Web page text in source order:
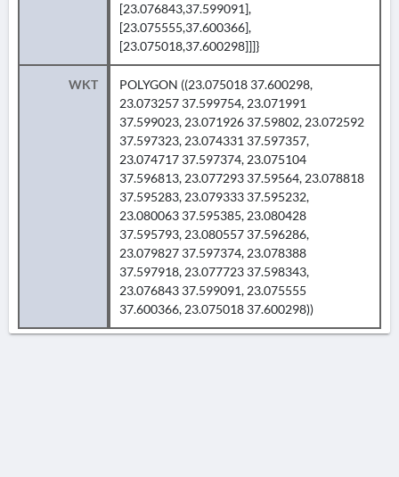
[23.076843,37.599091],
[23.075555,37.600366],
[23.075018,37.600298]]]}
WKT
POLYGON ((23.075018 37.600298,
23.073257 37.599754, 23.071991
37.599023, 23.071926 37.59802, 23.072592
37.597323, 23.074331 37.597357,
23.074717 37.597374, 23.075104
37.596813, 23.077293 37.59564, 23.078818
37.595283, 23.079333 37.595232,
23.080063 37.595385, 23.080428
37.595793, 23.080557 37.596286,
23.079827 37.597374, 23.078388
37.597918, 23.077723 37.598343,
23.076843 37.599091, 23.075555
37.600366, 23.075018 37.600298))